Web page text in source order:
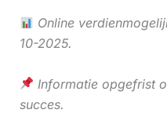
Online
10-2025.
Informatie opgefrist
succes.